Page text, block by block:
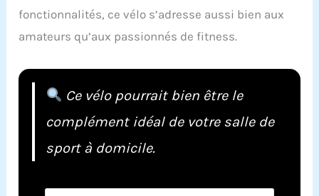
fonctionnalités, ce vélo s’adresse aussi bien aux
amateurs qu’aux passionnés de fitness.
Ce vélo pourrait bien être le
complément idéal de votre salle de
sport à domicile.